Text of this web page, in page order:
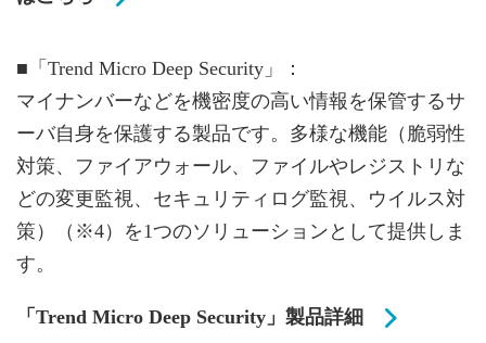
■「Trend Micro Deep Security」：
マイナンバーなどを機密度の高い情報を保管するサ
ーバ自身を保護する製品です。多様な機能（脆弱性
対策、ファイアウォール、ファイルやレジストリな
どの変更監視、セキュリティログ監視、ウイルス対
策）（※4）を1つのソリューションとして提供しま
す。
「Trend Micro Deep Security」製品詳細